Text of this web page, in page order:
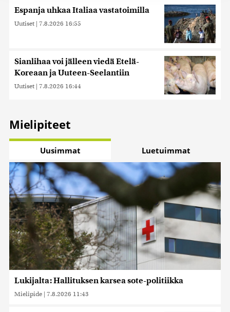
alan kumppaneillemme tietoja siitä, miten käytät
sivustoamme. Kumppanimme voivat yhdistää näitä
tietoja muihin tietoihin, joita olet antanut heille tai joita on
kerätty, kun olet käyttänyt heidän palvelujaan. Tietoja
Espanja uhkaa Italiaa vastatoimilla
Uutiset | 7.8.2026 16:55
Sianlihaa voi jälleen viedä Etelä-
Koreaan ja Uuteen-Seelantiin
Uutiset | 7.8.2026 16:44
Mielipiteet
Uusimmat Luetuimmat
Lukijalta: Hallituksen karsea sote-politiikka
Mielipide | 7.8.2026 11:43